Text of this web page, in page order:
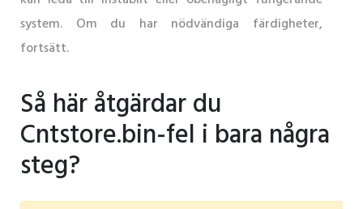
system. Om du har nödvändiga färdigheter,
fortsätt.
Så här åtgärdar du
Cntstore.bin-fel i bara några
steg?